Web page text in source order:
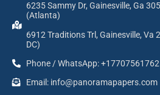
6235 Sammy Dr, Gainesville, Ga
(Atlanta)
6912 Traditions Trl, Gainesville, Va
DC)
Phone / WhatsApp:
Email: info@panoramapapers.com